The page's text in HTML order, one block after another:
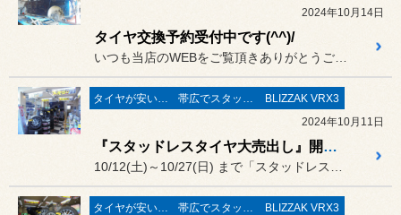
2024年10月14日
タイヤ交換予約受付中です(^^)/
タイヤが安い(^^♪ 帯広でスタッドレスタイヤ
BLIZZAK VRX3
2024年10月11日
『スタッドレスタイヤ大売出し』開催♪
タイヤが安い(^^♪ 帯広でスタッドレスタイヤ
BLIZZAK VRX3